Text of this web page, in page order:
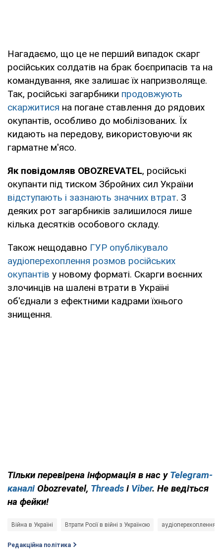
Нагадаємо, що це не перший випадок скарг
російських солдатів на брак боєприпасів та на
командування, яке залишає їх напризволяще.
Так, російські загарбники продовжують
скаржитися на погане ставлення до рядових
окупантів, особливо до мобілізованих. Їх
кидають на передову, використовуючи як
гарматне м'ясо.
Як повідомляв OBOZREVATEL, російські
окупанти під тиском Збройних сил України
відступають і зазнають значних втрат. З
деяких рот загарбників залишилося лише
кілька десятків особового складу.
Також нещодавно ГУР опублікувало
аудіоперехоплення розмов російських
окупантів у новому форматі. Скарги воєнних
злочинців на шалені втрати в Україні
об'єднали з ефектними кадрами їхнього
знищення.
Тільки перевірена інформація в нас у Telegram-
каналі Obozrevatel, Threads і Viber. Не ведіться
на фейки!
Війна в Україні Втрати Росії в війні з Україною аудіоперехоплення
Редакційна політика